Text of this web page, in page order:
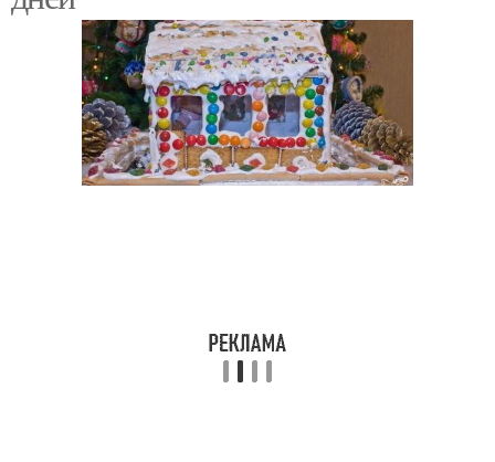
Теплые цвета Краски для стен
Стен для кухни